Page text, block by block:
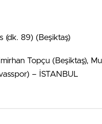
(dk. 89) (Beşiktaş)
Topçu (Beşiktaş),
– İSTANBUL